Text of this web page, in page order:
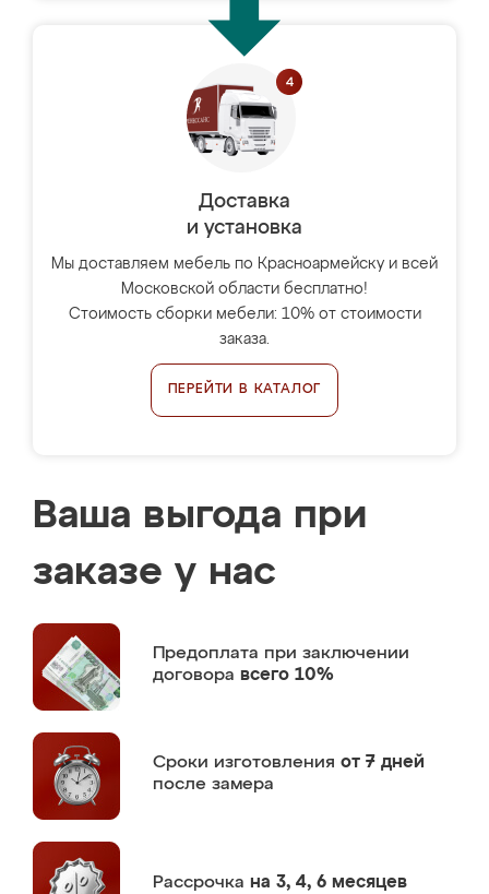
Доставка
и установка
Мы доставляем мебель по Красноармейску и всей
Московской области бесплатно!
Стоимость сборки мебели: 10% от стоимости
заказа.
ПЕРЕЙТИ В КАТАЛОГ
Ваша выгода при
заказе у нас
Предоплата при заключении
договора всего 10%
Сроки изготовления от 7 дней
после замера
Рассрочка на 3, 4, 6 месяцев